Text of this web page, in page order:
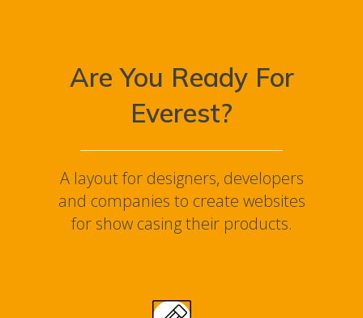
Are You Ready For
Everest?
A layout for designers, developers
and companies to create websites
for show casing their products.